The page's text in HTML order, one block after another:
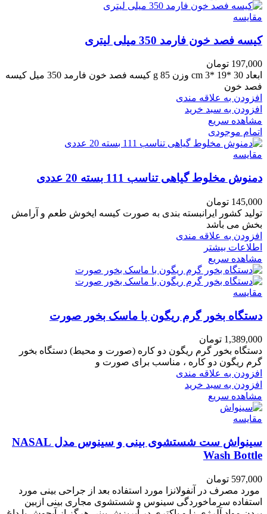
مقایسه
کیسه فصد خون فارمد 350 میلی لیتری
197,000 تومان
ابعاد 30 *19 *3 cm وزن 85 g کیسه فصد خون فارمد 350 میل کیسه
فصد خون
افزودن به علاقه مندی
افزودن به سبد خرید
مشاهده سریع
اتمام موجودی
مقایسه
دمنوش مخلوط گیاهی تناسب 111 بسته 20 عددی
145,000 تومان
تولید کشور ایرانبسته بندی به صورت کیسه ایخوش طعم و آرامش
بخش می باشد
افزودن به علاقه مندی
اطلاعات بیشتر
مشاهده سریع
مقایسه
دستگاه بخور گرم ریگون با ماسک بخور صورت
1,389,000 تومان
دستگاه بخور گرم ریگون دو کاره (صورت و محیط) دستگاه بخور
گرم ریگون دو کاره ، مناسب برای صورت و
افزودن به علاقه مندی
افزودن به سبد خرید
مشاهده سریع
مقایسه
سینواش ست شستشوی بینی و سینوس مدل NASAL
Wash Bottle
597,000 تومان
مورد مصرف در آنفولانزا مورد استفاده بعد از جراحی بینی مورد
استفاده سرماخوردگی سینوس و شستشوی مجاری بینی ازبین